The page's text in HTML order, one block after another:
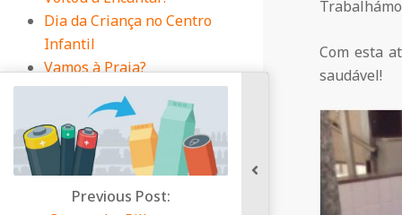
r
i
o
Com esta
saudável!
Dia da Criança no Centro
Infantil
Vamos à Praia?
Duas das nossas
Educadoras, foram à
Biblioteca contar uma
história
Previous Post: